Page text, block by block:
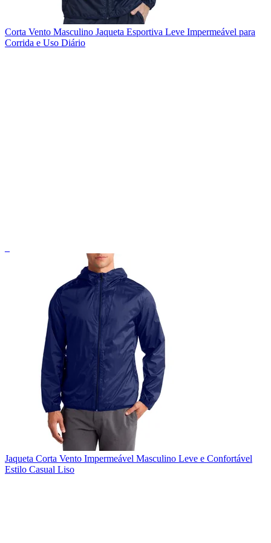
Corta Vento Masculino Jaqueta Esportiva Leve Impermeável para
Corrida e Uso Diário
Jaqueta Corta Vento Impermeável Masculino Leve e Confortável
Estilo Casual Liso